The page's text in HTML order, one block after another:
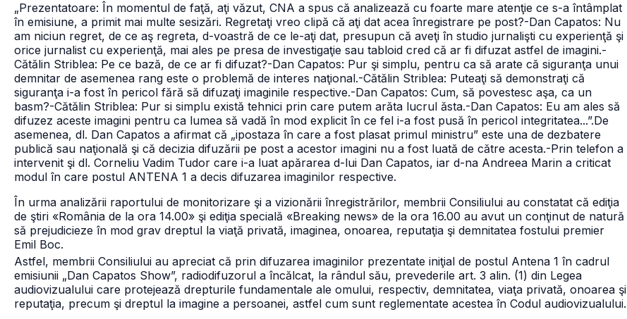
„Prezentatoare: În momentul de faţă, aţi văzut, CNA a spus că analizează cu foarte mare atenţie ce s-a întâmplat
în emisiune, a primit mai multe sesizări. Regretaţi vreo clipă că aţi dat acea înregistrare pe post?-Dan Capatos: Nu
am niciun regret, de ce aş regreta, d-voastră de ce le-aţi dat, presupun că aveţi în studio jurnalişti cu experienţă şi
orice jurnalist cu experienţă, mai ales pe presa de investigaţie sau tabloid cred că ar fi difuzat astfel de imagini.-
Cătălin Striblea: Pe ce bază, de ce ar fi difuzat?-Dan Capatos: Pur şi simplu, pentru ca să arate că siguranţa unui
demnitar de asemenea rang este o problemă de interes naţional.-Cătălin Striblea: Puteaţi să demonstraţi că
siguranţa i-a fost în pericol fără să difuzaţi imaginile respective.-Dan Capatos: Cum, să povestesc aşa, ca un
basm?-Cătălin Striblea: Pur si simplu există tehnici prin care putem arăta lucrul ăsta.-Dan Capatos: Eu am ales să
difuzez aceste imagini pentru ca lumea să vadă în mod explicit în ce fel i-a fost pusă în pericol integritatea...”.De
asemenea, dl. Dan Capatos a afirmat că „ipostaza în care a fost plasat primul ministru” este una de dezbatere
publică sau naţională şi că decizia difuzării pe post a acestor imagini nu a fost luată de către acesta.-Prin telefon a
intervenit şi dl. Corneliu Vadim Tudor care i-a luat apărarea d-lui Dan Capatos, iar d-na Andreea Marin a criticat
modul în care postul ANTENA 1 a decis difuzarea imaginilor respective.
În urma analizării raportului de monitorizare şi a vizionării înregistrărilor, membrii Consiliului au constatat că ediţia
de ştiri «România de la ora 14.00» şi ediţia specială «Breaking news» de la ora 16.00 au avut un conţinut de natură
să prejudicieze în mod grav dreptul la viaţă privată, imaginea, onoarea, reputaţia şi demnitatea fostului premier
Emil Boc.
Astfel, membrii Consiliului au apreciat că prin difuzarea imaginilor prezentate iniţial de postul Antena 1 în cadrul
emisiunii „Dan Capatos Show”, radiodifuzorul a încălcat, la rândul său, prevederile art. 3 alin. (1) din Legea
audiovizualului care protejează drepturile fundamentale ale omului, respectiv, demnitatea, viaţa privată, onoarea şi
reputaţia, precum şi dreptul la imagine a persoanei, astfel cum sunt reglementate acestea în Codul audiovizualului.